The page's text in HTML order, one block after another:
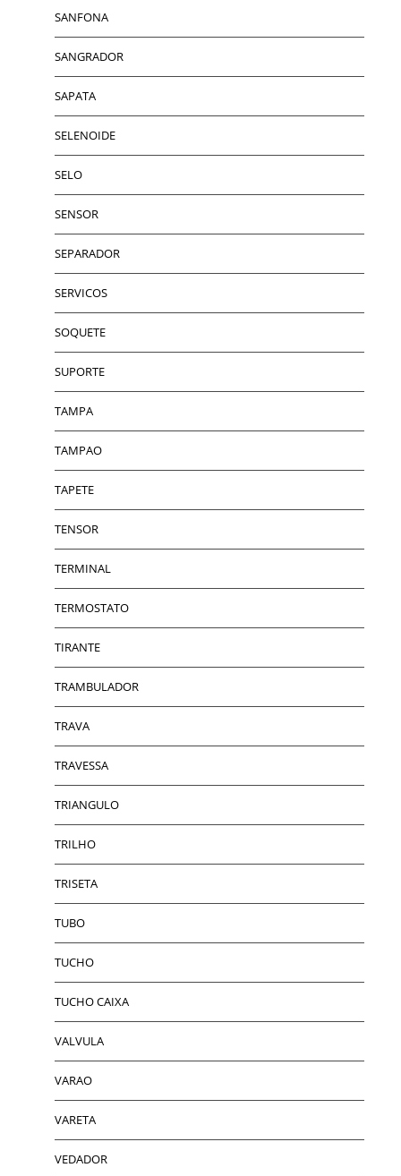
SANFONA
SANGRADOR
SAPATA
SELENOIDE
SELO
SENSOR
SEPARADOR
SERVICOS
SOQUETE
SUPORTE
TAMPA
TAMPAO
TAPETE
TENSOR
TERMINAL
TERMOSTATO
TIRANTE
TRAMBULADOR
TRAVA
TRAVESSA
TRIANGULO
TRILHO
TRISETA
TUBO
TUCHO
TUCHO CAIXA
VALVULA
VARAO
VARETA
VEDADOR